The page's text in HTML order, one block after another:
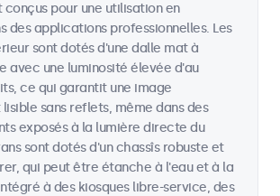
pour une utilisation en
des applications professionnelles. Les
sont dotés d'une dalle mat à
avec une luminosité élevée d'au
ce qui garantit une image
sans reflets, même dans des
exposés à la lumière directe du
sont dotés d'un chassîs robuste et
qui peut être étanche à l'eau et à la
à des kiosques libre-service, des